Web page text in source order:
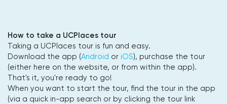
How to take a UCPlaces tour
Taking a UCPlaces tour is fun and easy.
Download the app (Android or iOS), purchase the tour
(either here on the website, or from within the app).
That's it, you're ready to go!
When you want to start the tour, find the tour in the app
(via a quick in-app search or by clicking the tour link